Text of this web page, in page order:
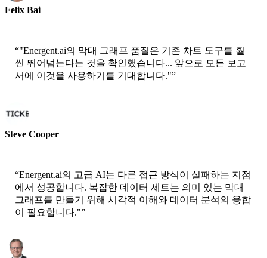
Felix Bai
“"Energent.ai의 막대 그래프 품질은 기존 차트 도구를 훨
씬 뛰어넘는다는 것을 확인했습니다... 앞으로 모든 보고
서에 이것을 사용하기를 기대합니다."”
Steve Cooper
“Energent.ai의 고급 AI는 다른 접근 방식이 실패하는 지점
에서 성공합니다. 복잡한 데이터 세트는 의미 있는 막대
그래프를 만들기 위해 시각적 이해와 데이터 분석의 융합
이 필요합니다."”